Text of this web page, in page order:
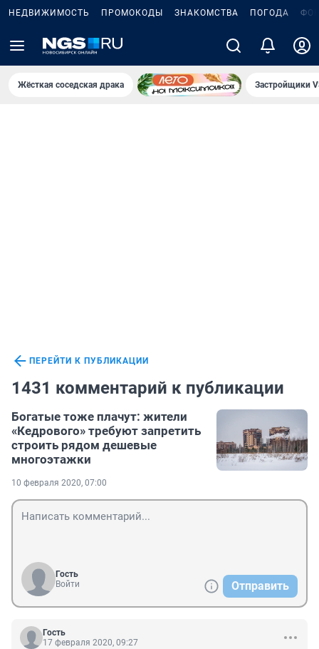
НЕДВИЖИМОСТЬ ПРОМОКОДЫ ЗНАКОМСТВА ПОГОДА
Жёсткая соседская драка Застройщики
ПЕРЕЙТИ К ПУБЛИКАЦИИ
1431 комментарий к публикации
Богатые тоже плачут: жители
«Кедрового» требуют запретить
строить рядом дешевые
многоэтажки
10 февраля 2020, 07:00
Гость
Войти
Отправить
Гость
17 февраля 2020, 09:27